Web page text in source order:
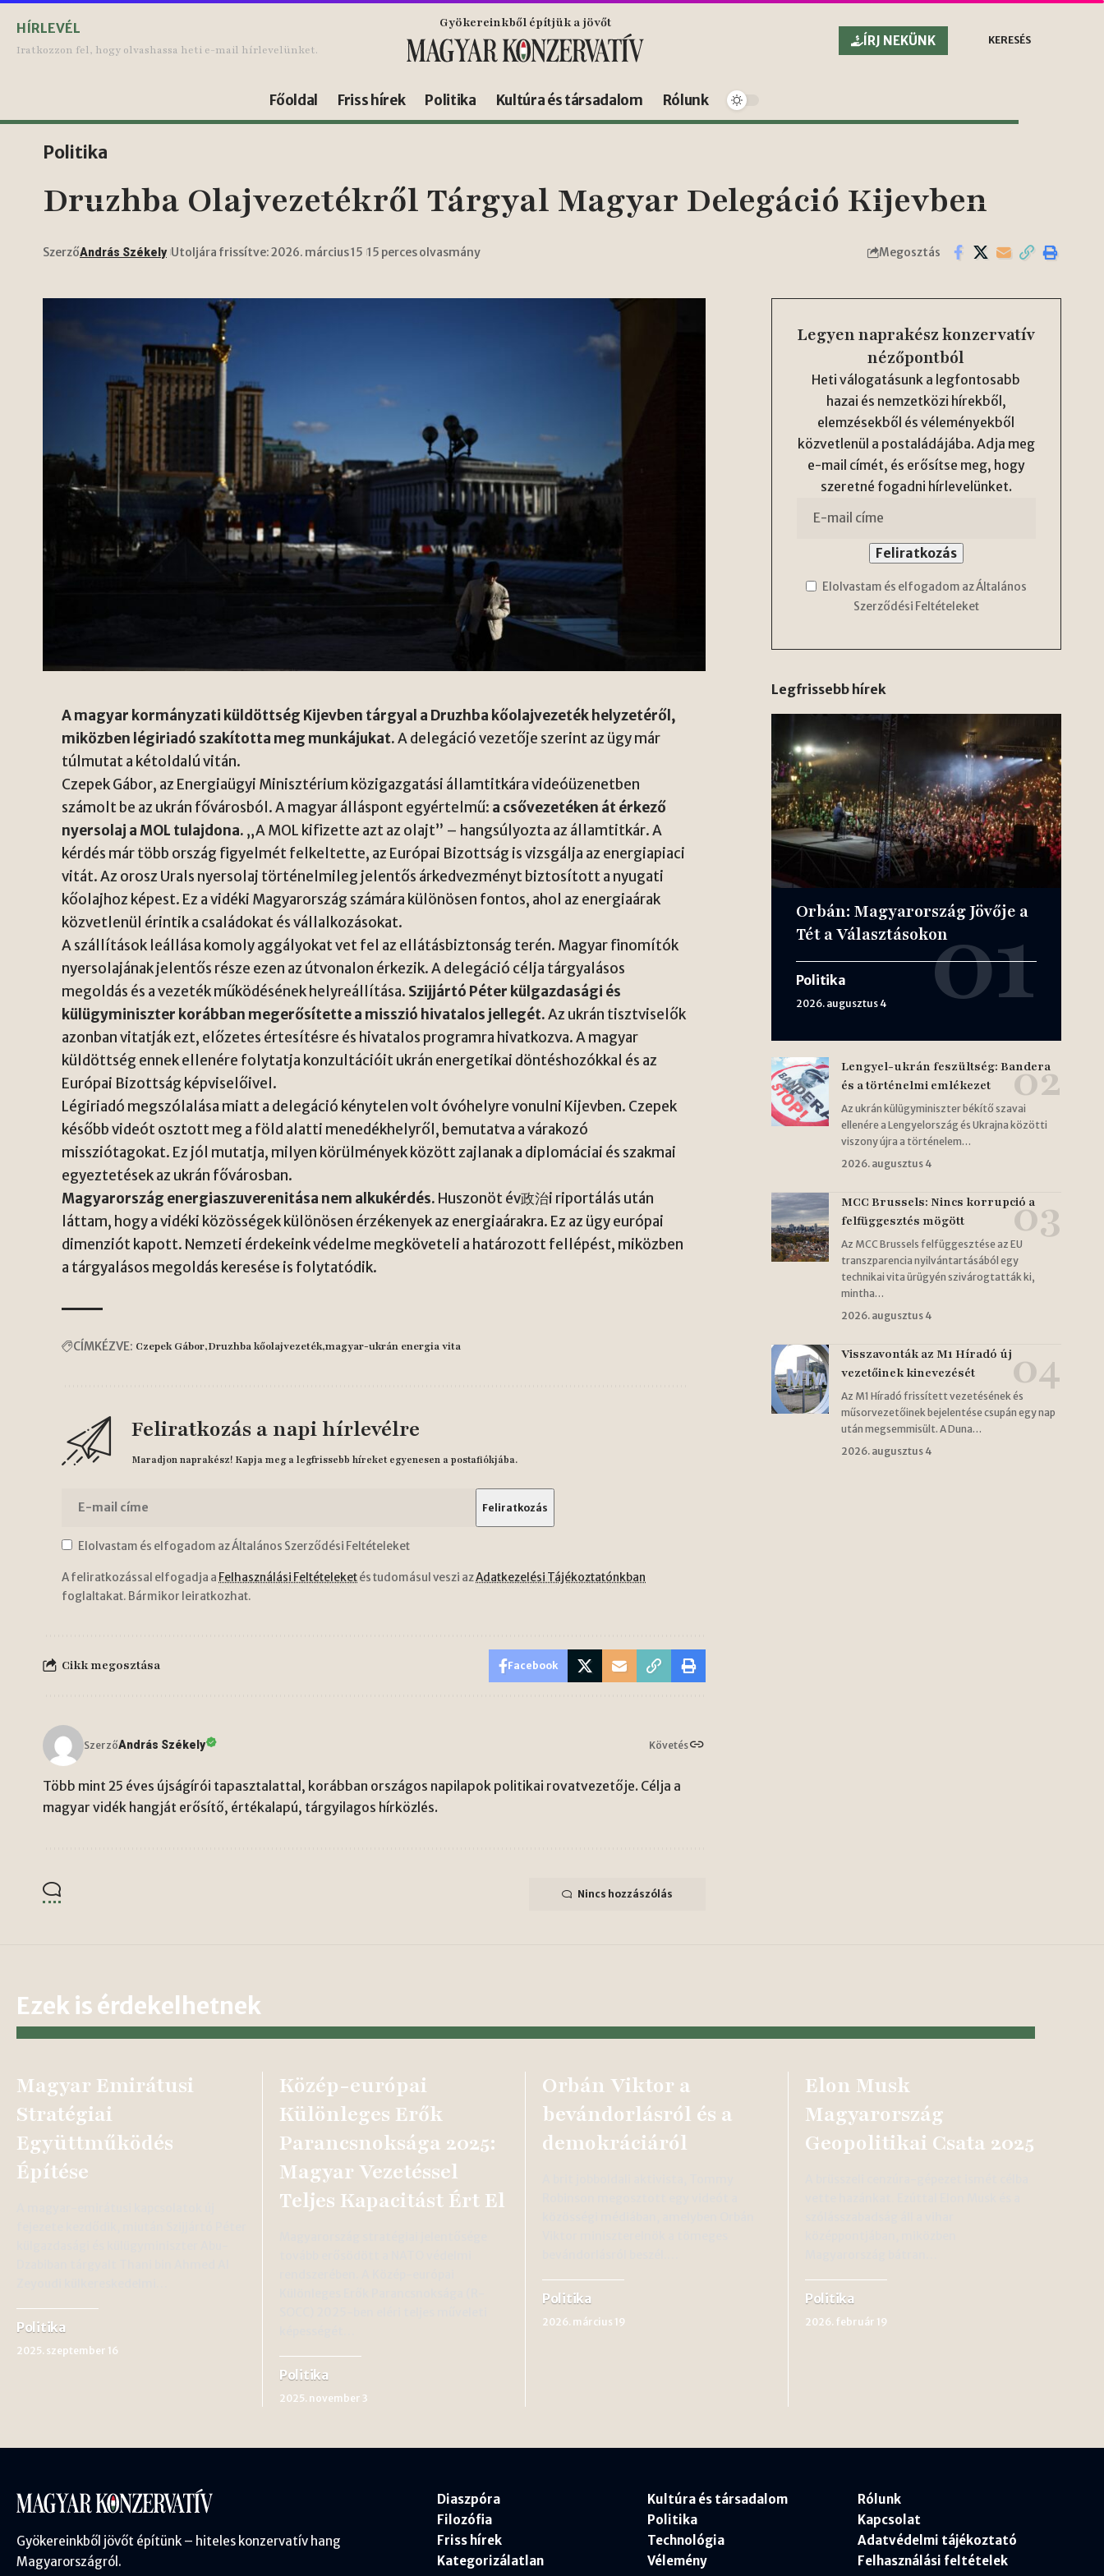
HÍRLEVÉL
Iratkozzon fel, hogy olvashassa heti e-mail hírlevelünket.
Gyökereinkből építjük a jövőt
ÍRJ NEKÜNK
KERESÉS
Főoldal Friss hírek Politika Kultúra és társadalom Rólunk
Politika
Druzhba Olajvezetékről Tárgyal Magyar Delegáció Kijevben
SzerzőAndrás Székely Utoljára frissítve: 2026. március 15 15 perces olvasmány Megosztás
A magyar kormányzati küldöttség Kijevben tárgyal a Druzhba kőolajvezeték helyzetéről,
miközben légiriadó szakította meg munkájukat.A delegáció vezetője szerint az ügy már
túlmutat a kétoldalú vitán.
Czepek Gábor, az Energiaügyi Minisztérium közigazgatási államtitkára videóüzenetben
számolt be az ukrán fővárosból. A magyar álláspont egyértelmű: a csővezetéken át érkező
nyersolaj a MOL tulajdona. „A MOL kifizette azt az olajt” – hangsúlyozta az államtitkár. A
kérdés már több ország figyelmét felkeltette, az Európai Bizottság is vizsgálja az energiapiaci
vitát. Az orosz Urals nyersolaj történelmileg jelentős árkedvezményt biztosított a nyugati
kőolajhoz képest. Ez a vidéki Magyarország számára különösen fontos, ahol az energiaárak
közvetlenül érintik a családokat és vállalkozásokat.
A szállítások leállása komoly aggályokat vet fel az ellátásbiztonság terén. Magyar finomítók
nyersolajának jelentős része ezen az útvonalon érkezik. A delegáció célja tárgyalásos
megoldás és a vezeték működésének helyreállítása. Szijjártó Péter külgazdasági és
külügyminiszter korábban megerősítette a misszió hivatalos jellegét.Az ukrán tisztviselők
azonban vitatják ezt, előzetes értesítésre és hivatalos programra hivatkozva. A magyar
küldöttség ennek ellenére folytatja konzultációit ukrán energetikai döntéshozókkal és az
Európai Bizottság képviselőivel.
Légiriadó megszólalása miatt a delegáció kénytelen volt óvóhelyre vonulni Kijevben. Czepek
később videót osztott meg a föld alatti menedékhelyről, bemutatva a várakozó
missziótagokat. Ez jól mutatja, milyen körülmények között zajlanak a diplomáciai és szakmai
egyeztetések az ukrán fővárosban.
Magyarország energiaszuverenitása nem alkukérdés. Huszonöt év政治i riportálás után
láttam, hogy a vidéki közösségek különösen érzékenyek az energiaárakra. Ez az ügy európai
dimenziót kapott. Nemzeti érdekeink védelme megköveteli a határozott fellépést, miközben
a tárgyalásos megoldás keresése is folytatódik.
CÍMKÉZVE: Czepek Gábor Druzhba kőolajvezeték magyar-ukrán energia vita
Feliratkozás a napi hírlevélre
Maradjon naprakész! Kapja meg a legfrissebb híreket egyenesen a postafiókjába.
Elolvastam és elfogadom az Általános Szerződési Feltételeket
A feliratkozással elfogadja a Felhasználási Feltételeketés tudomásul veszi azAdatkezelési Tájékoztatónkban
foglaltakat. Bármikor leiratkozhat.
Cikk megosztása Facebook
SzerzőAndrás Székely Követés
Több mint 25 éves újságírói tapasztalattal, korábban országos napilapok politikai rovatvezetője. Célja a
magyar vidék hangját erősítő, értékalapú, tárgyilagos hírközlés.
Nincs hozzászólás
Legyen naprakész konzervatív
nézőpontból
Heti válogatásunk a legfontosabb
hazai és nemzetközi hírekből,
elemzésekből és véleményekből
közvetlenül a postaládájába. Adja meg
e-mail címét, és erősítse meg, hogy
szeretné fogadni hírlevelünket.
Elolvastam és elfogadom az Általános
Szerződési Feltételeket
Legfrissebb hírek
Orbán: Magyarország Jövője a
Tét a Választásokon
Politika
2026. augusztus 4
Lengyel-ukrán feszültség: Bandera
és a történelmi emlékezet
Az ukrán külügyminiszter békítő szavai
ellenére a Lengyelország és Ukrajna közötti
viszony újra a történelem…
2026. augusztus 4
MCC Brussels: Nincs korrupció a
felfüggesztés mögött
Az MCC Brussels felfüggesztése az EU
transzparencia nyilvántartásából egy
technikai vita ürügyén szivárogtatták ki,
mintha…
2026. augusztus 4
Visszavonták az M1 Híradó új
vezetőinek kinevezését
Az M1 Híradó frissített vezetésének és
műsorvezetőinek bejelentése csupán egy nap
után megsemmisült. A Duna…
2026. augusztus 4
Ezek is érdekelhetnek
Magyar Emirátusi
Stratégiai
Együttműködés
Építése
Politika
2025. szeptember 16
Közép-európai
Különleges Erők
Parancsnoksága 2025:
Magyar Vezetéssel
Teljes Kapacitást Ért El
Politika
2025. november 3
Orbán Viktor a
bevándorlásról és a
demokráciáról
Politika
2026. március 19
Elon Musk
Magyarország
Geopolitikai Csata 2025
Politika
2026. február 19
Gyökereinkből jövőt építünk – hiteles konzervatív hang
Magyarországról.
Diaszpóra
Filozófia
Friss hírek
Kategorizálatlan
Kultúra és társadalom
Politika
Technológia
Vélemény
Rólunk
Kapcsolat
Adatvédelmi tájékoztató
Felhasználási feltételek